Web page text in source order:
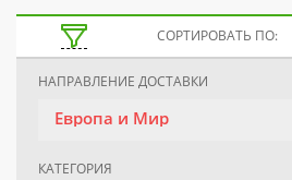
СОРТИРОВАТЬ ПО:
НАПРАВЛЕНИЕ ДОСТАВКИ
Европа и Мир
КАТЕГОРИЯ